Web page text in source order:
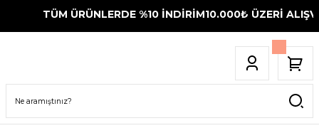
TÜM ÜRÜNLERDE %10 İNDİRİM10.000₺ ÜZERİ